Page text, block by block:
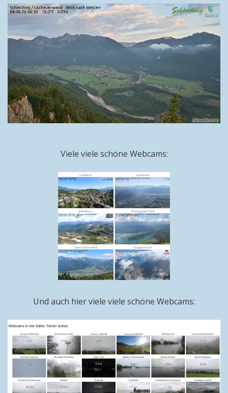
Viele viele schöne Webcams:
Und auch hier viele viele schöne Webcams: